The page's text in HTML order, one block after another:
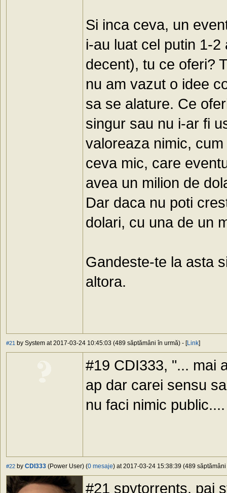
Si inca ceva, un
i-au luat cel putin 1-
decent), tu ce oferi?
nu am vazut o idee
sa se alature. Ce
singur sau nu i-ar fi
valoreaza nimic,
ceva mic, care
avea un milion de
Dar daca nu poti
dolari, cu una de un
Gandeste-te la asta
altora.
#21 by System at 2017-03-24 10:45:03 (489 săptămâni în urmă) - [Link]
#19 CDI333, "... mai
ap dar carei sensu
nu faci nimic public....
#22 by CDI333 (Power User) (0 mesaje) at 2017-03-24 15:38:39 (489
#21 spytorrents, pai